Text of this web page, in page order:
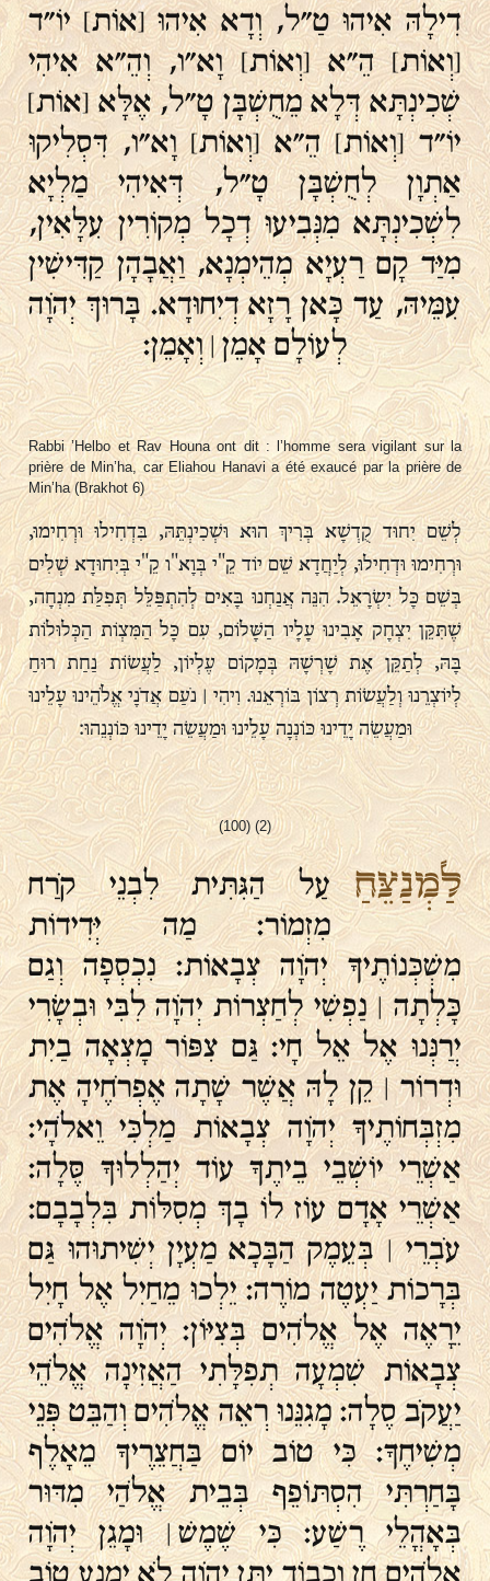
דִילָהּ אִיהוּ טַ"ל, וְדָא אִיהוּ [אוֹת] יוֹ"ד
[וְאוֹת] הֵ"א [וְאוֹת] וָא"ו, וְהֵ"א אִיהִי
שְׁכִינְתָּא דְּלָא מֵחֻשְׁבָּן טָ"ל, אֶלָּא [אוֹת]
יוֹ"ד [וְאוֹת] הֵ"א [וְאוֹת] וָא"ו, דִּסְלִיקוּ
אַתְוָן לְחֻשְׁבָּן טָ"ל, דְּאִיהִי מַלְיָא
לִשְׁכִינְתָּא מִנְּבִיעוּ דְכָל מְקוֹרִין עִלָּאִין,
מִיַּד קָם רַעְיָא מְהֵימְנָא, וַאֲבָהָן קַדִּישִׁין
עִמֵּיהּ, עַד כָּאן רָזָא דְיִחוּדָא. בָּרוּךְ יְהֹוָה
לְעוֹלָם אָמֵן ׀ וְאָמֵן:
Rabbi ’Helbo et Rav Houna ont dit : l’homme sera vigilant sur la
prière de Min’ha, car Eliahou Hanavi a été exaucé par la prière de
Min’ha (Brakhot 6)
לְשֵׁם יִחוּד קֻדְשָׁא בְּרִיךְ הוּא וּשְׁכִינְתֵּהּ, בִּדְחִילוּ וּרְחִימוּ,
וּרְחִימוּ וּדְחִילוּ, לְיַחֲדָא שֵׁם יוֹד קֵ"י בְּוָא"ו קֵ"י בְּיִחוּדָא שְׁלִים
בְּשֵׁם כָּל יִשְׂרָאֵל. הִנֵּה אֲנַחְנוּ בָּאִים לְהִתְפַּלֵּל תְּפִלַּת מִנְחָה,
שֶׁתִּקֵּן יִצְחָק אָבִינוּ עָלָיו הַשָּׁלוֹם, עִם כָּל הַמִּצְוֹת הַכְּלוּלוֹת
בָּהּ, לְתַקֵּן אֶת שָׁרְשָׁהּ בְּמָקוֹם עֶלְיוֹן, לַעֲשׂוֹת נַחַת רוּחַ
לְיוֹצְרֵנוּ וְלַעֲשׂוֹת רְצוֹן בּוֹרְאֵנוּ. וִיהִי ׀ נֹעַם אֲדֹנָי אֱלֹהֵינוּ עָלֵינוּ
וּמַעֲשֵׂה יָדֵינוּ כּוֹנְנָה עָלֵינוּ וּמַעֲשֵׂה יָדֵינוּ כּוֹנְנֵהוּ׃
(100) (2)
לַמְנַצֵּחַעַל הַגִּתִּית לִבְנֵי קֹרַח
מִזְמוֹר׃ מַה יְּדִידוֹת
מִשְׁכְּנוֹתֶיךָ יְהֹוָה צְבָאוֹת׃ נִכְסְפָה וְגַם
כָּלְתָה ׀ נַפְשִׁי לְחַצְרוֹת יְהֹוָה לִבִּי וּבְשָׂרִי
יְרַנְּנוּ אֶל אֵל חָי׃ גַּם צִפּוֹר מָצְאָה בַיִת
וּדְרוֹר ׀ קֵן לָהּ אֲשֶׁר שָׁתָה אֶפְרֹחֶיהָ אֶת
מִזְבְּחוֹתֶיךָ יְהֹוָה צְבָאוֹת מַלְכִּי וֵאלֹהָי׃
אַשְׁרֵי יוֹשְׁבֵי בֵיתֶךָ עוֹד יְהַלְלוּךָ סֶּלָה׃
אַשְׁרֵי אָדָם עוֹז לוֹ בָךְ מְסִלּוֹת בִּלְבָבָם׃
עֹבְרֵי ׀ בְּעֵמֶק הַבָּכָא מַעְיָן יְשִׁיתוּהוּ גַּם
בְּרָכוֹת יַעְטֶה מוֹרֶה׃ יֵלְכוּ מֵחַיִל אֶל חָיִל
יֵרָאֶה אֶל אֱלֹהִים בְּצִיּוֹן׃ יְהֹוָה אֱלֹהִים
צְבָאוֹת שִׁמְעָה תְפִלָּתִי הַאֲזִינָה אֱלֹהֵי
יַעֲקֹב סֶלָה׃ מָגִנֵּנוּ רְאֵה אֱלֹהִים וְהַבֵּט פְּנֵי
מְשִׁיחֶךָ׃ כִּי טוֹב יוֹם בַּחֲצֵרֶיךָ מֵאָלֶף
בָּחַרְתִּי הִסְתּוֹפֵף בְּבֵית אֱלֹהַי מִדּוּר
בְּאָהֳלֵי רֶשַׁע׃ כִּי שֶׁמֶשׁ ׀ וּמָגֵן יְהֹוָה